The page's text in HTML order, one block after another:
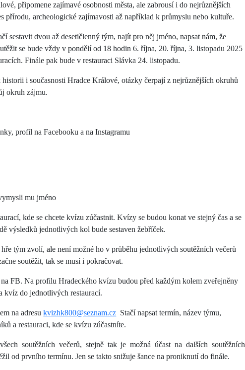
připomene zajímavé osobnosti města, ale zabrousí i do nejrůznějších
přírodu, archeologické zajímavosti až například k průmyslu nebo kultuře.
sestavit dvou až desetičlenný tým, najít pro něj jméno, napsat nám, že
se bude vždy v pondělí od 18 hodin 6. října, 20. října, 3. listopadu 2025
Finále pak bude v restauraci Slávka 24. listopadu.
i současnosti Hradce Králové, otázky čerpají z nejrůznějších okruhů
okruh zájmu.
profil na Facebooku a na Instagramu
mu jméno
kde se chcete kvízu zúčastnit. Kvízy se budou konat ve stejný čas a se
výsledků jednotlivých kol bude sestaven žebříček.
tým zvolí, ale není možné ho v průběhu jednotlivých soutěžních večerů
soutěžit, tak se musí i pokračovat.
na FB. Na profilu Hradeckého kvízu budou před každým kolem zveřejněny
kvíz do jednotlivých restaurací.
na adresu kvizhk800@seznam.cz Stačí napsat termín, název týmu,
a restauraci, kde se kvízu zúčastníte.
soutěžních večerů, stejně tak je možná účast na dalších soutěžních
od prvního termínu. Jen se takto snižuje šance na proniknutí do finále.